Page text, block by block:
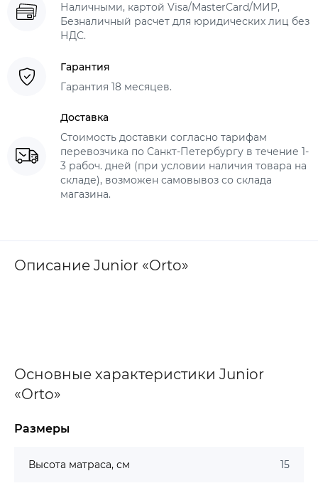
Наличными, картой Visa/MasterCard/МИР,
Безналичный расчет для юридических лиц без
НДС.
Гарантия
Гарантия 18 месяцев.
Доставка
Стоимость доставки согласно тарифам
перевозчика по Санкт-Петербургу в течение 1-
3 рабоч. дней (при условии наличия товара на
складе), возможен самовывоз со склада
магазина.
Описание Junior «Orto»
Основные характеристики Junior
«Orto»
Размеры
Высота матраса, см 15